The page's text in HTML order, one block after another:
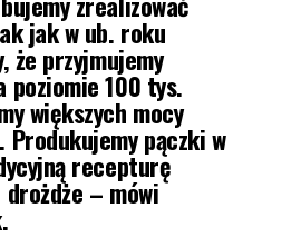
jak w ub. roku
że przyjmujemy
poziomie 100 tys.
większych mocy
Produkujemy pączki w
recepturę
– mówi